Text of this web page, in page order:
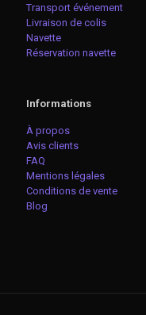
Transport événement
Livraison de colis
Navette
Réservation navette
Informations
À propos
Avis clients
FAQ
Mentions légales
Conditions de vente
Blog